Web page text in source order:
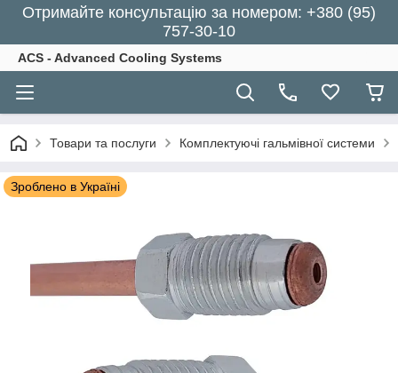
Отримайте консультацію за номером: +380 (95)
757-30-10
ACS - Advanced Cooling Systems
Товари та послуги Комплектуючі гальмівної системи
Зроблено в Україні